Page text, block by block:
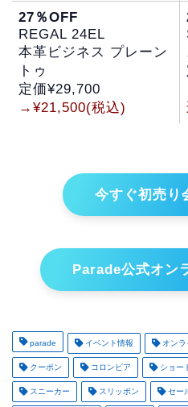
27％OFF
REGAL 24EL
本革ビジネス プレーン
トゥ
定価¥29,700
→¥21,500(税込)
今すぐ初売り
Parade公式オン
parade イベント情報 オンラ
クーポン コロンビア ショー
スニーカー スリッポン セー